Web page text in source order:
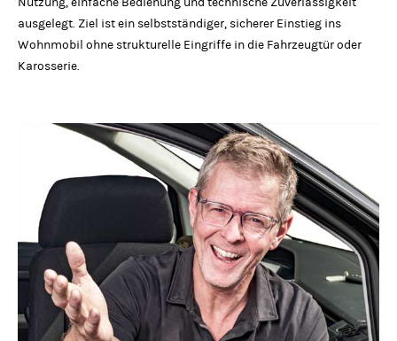
ausgelegt. Ziel ist ein selbstständiger, sicherer Einstieg ins
Wohnmobil ohne strukturelle Eingriffe in die Fahrzeugtür oder
Karosserie.